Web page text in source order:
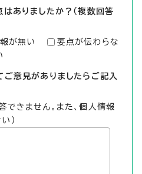
ありましたか？（複数回答
が無い
要点が伝わらな
ご意見がありましたらご記入
できません。また、個人情報
）